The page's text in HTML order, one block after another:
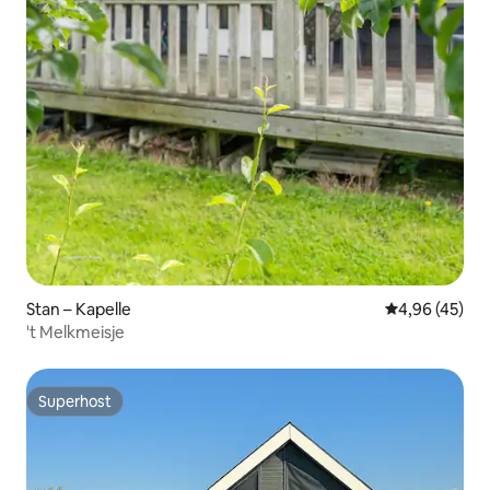
Stan – Kapelle Prosječna
4,96 (45)
't Melkmeisje
Superhost
Superhost